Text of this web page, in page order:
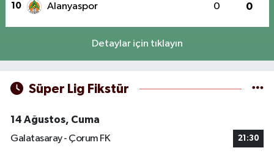
10 Alanyaspor 0 0
Detaylar için tıklayın
Süper Lig Fikstür
14 Ağustos, Cuma
Galatasaray - Çorum FK
21:30